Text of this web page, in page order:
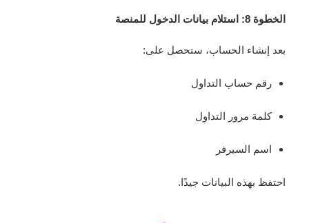
الخطوة 8: استلام بيانات الدخول للمنصة
بعد إنشاء الحساب، ستحصل على:
رقم حساب التداول
كلمة مرور التداول
اسم السيرفر
احتفظ بهذه البيانات جيدًا.